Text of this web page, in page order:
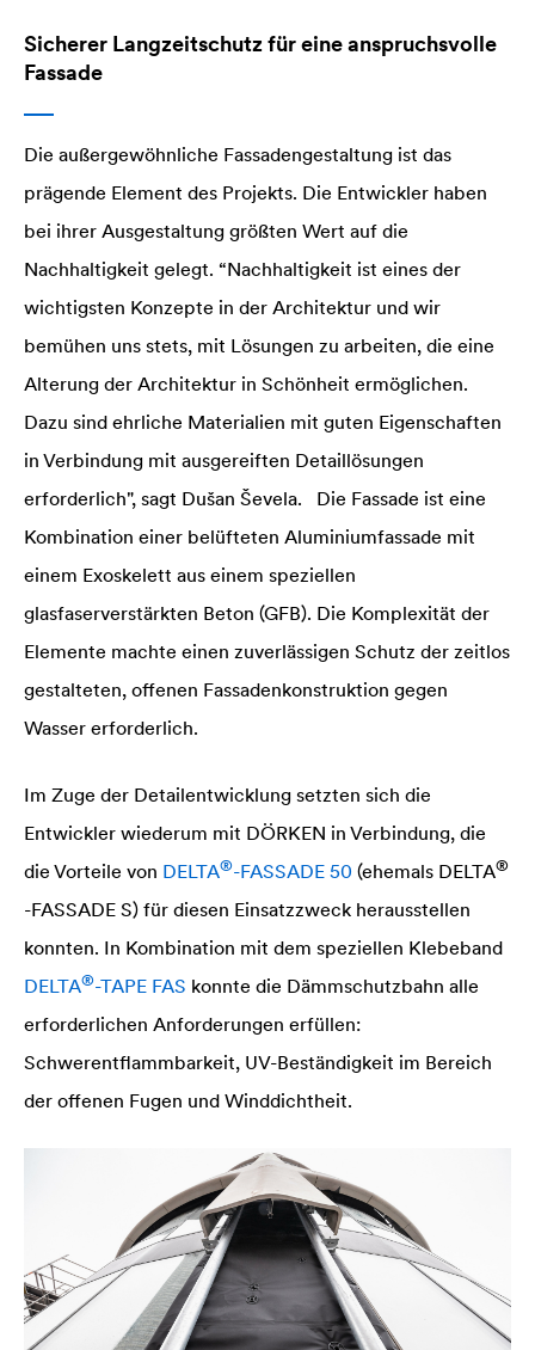
Sicherer Langzeitschutz für eine anspruchsvolle
Fassade
Die außergewöhnliche Fassadengestaltung ist das
prägende Element des Projekts. Die Entwickler haben
bei ihrer Ausgestaltung größten Wert auf die
Nachhaltigkeit gelegt. “Nachhaltigkeit ist eines der
wichtigsten Konzepte in der Architektur und wir
bemühen uns stets, mit Lösungen zu arbeiten, die eine
Alterung der Architektur in Schönheit ermöglichen.
Dazu sind ehrliche Materialien mit guten Eigenschaften
in Verbindung mit ausgereiften Detaillösungen
erforderlich", sagt Dušan Ševela. Die Fassade ist eine
Kombination einer belüfteten Aluminiumfassade mit
einem Exoskelett aus einem speziellen
glasfaserverstärkten Beton (GFB). Die Komplexität der
Elemente machte einen zuverlässigen Schutz der zeitlos
gestalteten, offenen Fassadenkonstruktion gegen
Wasser erforderlich.
Im Zuge der Detailentwicklung setzten sich die
Entwickler wiederum mit DÖRKEN in Verbindung, die
die Vorteile von DELTA®-FASSADE 50 (ehemals DELTA®
-FASSADE S) für diesen Einsatzzweck herausstellen
konnten. In Kombination mit dem speziellen Klebeband
DELTA®-TAPE FAS konnte die Dämmschutzbahn alle
erforderlichen Anforderungen erfüllen:
Schwerentflammbarkeit, UV-Beständigkeit im Bereich
der offenen Fugen und Winddichtheit.